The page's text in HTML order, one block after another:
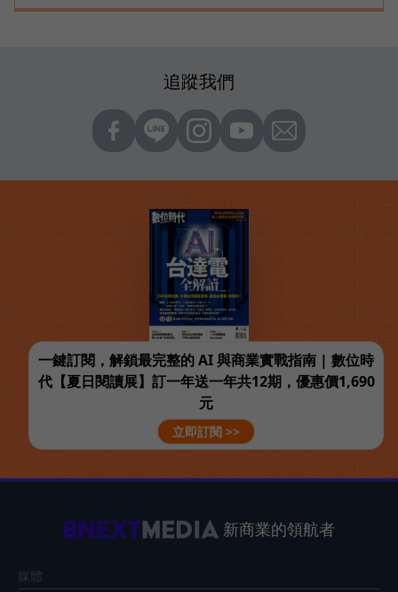
追蹤我們
一鍵訂閱，解鎖最完整的 AI 與商業實戰指南 | 數位時
代【夏日閱讀展】訂一年送一年共12期，優惠價1,690
元
立即訂閱 >>
新商業的領航者
媒體